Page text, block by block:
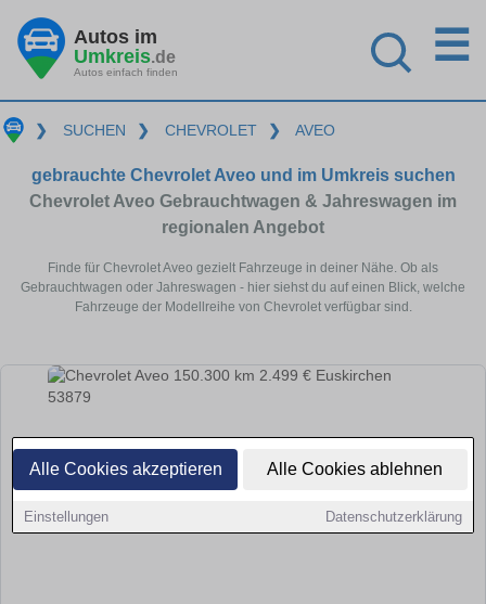
Alle Cookies akzeptieren Alle Cookies ablehnen
Einstellungen Datenschutzerklärung
Autos im
Umkreis.de
Autos einfach finden
☰
❯ SUCHEN ❯ CHEVROLET ❯ AVEO
gebrauchte Chevrolet Aveo und im Umkreis suchen
Chevrolet Aveo Gebrauchtwagen & Jahreswagen im
regionalen Angebot
Finde für Chevrolet Aveo gezielt Fahrzeuge in deiner Nähe. Ob als
Gebrauchtwagen oder Jahreswagen - hier siehst du auf einen Blick, welche
Fahrzeuge der Modellreihe von Chevrolet verfügbar sind.